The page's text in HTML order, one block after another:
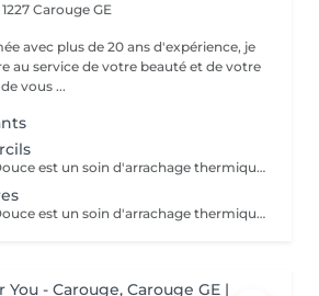
1227 Carouge GE
avec plus de 20 ans d'expérience, je
au service de votre beauté et de votre
vous ...
L'Épilation à la Cire Douce est un soin d'arrachage thermique conçu pour éliminer les poils à la racine tout en respectant l'extrême fragilité de l'épiderme. Formulée à base d'ingrédients apaisants et hypoallergéniques, notre cire est parfaitement adaptée aux peaux sensibles et adhère uniquement aux poils sans coller à la peau pour limiter l'impact du retrait. Appliquée à basse température, sa douce chaleur dilate les pores pour retirer le poil avec son bulbe sans douleur excessive ni sensation de brûlure. Ce soin préserve la barrière cutanée, prévenant ainsi les irritations, les rougeurs persistantes et les petits boutons post-épilatoires. Idéale pour toutes les zones du corps et du visage, cette méthode garantit une peau incroyablement lisse, douce et nette pendant 3 à 4 semaines.
L'Épilation à la Cire Douce est un soin d'arrachage thermique conçu pour éliminer les poils à la racine tout en respectant l'extrême fragilité de l'épiderme. Formulée à base d'ingrédients apaisants et hypoallergéniques, notre cire est parfaitement adaptée aux peaux sensibles et adhère uniquement aux poils sans coller à la peau pour limiter l'impact du retrait. Appliquée à basse température, sa douce chaleur dilate les pores pour retirer le poil avec son bulbe sans douleur excessive ni sensation de brûlure. Ce soin préserve la barrière cutanée, prévenant ainsi les irritations, les rougeurs persistantes et les petits boutons post-épilatoires. Idéale pour toutes les zones du corps et du visage, cette méthode garantit une peau incroyablement lisse, douce et nette pendant 3 à 4 semaines.